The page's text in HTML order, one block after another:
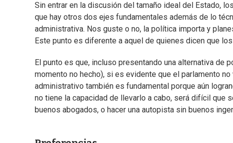
Sin entrar en la discusión del tamaño ideal del Estado,
que hay otros dos ejes fundamentales además de lo
administrativa. Nos guste o no, la política importa y
Este punto es diferente a aquel de quienes dicen que
El punto es que, incluso presentando una alternativa de
momento no hecho), si es evidente que el parlamento
administrativo también es fundamental porque aún
no tiene la capacidad de llevarlo a cabo, será difícil que
buenos abogados, o hacer una autopista sin buenos